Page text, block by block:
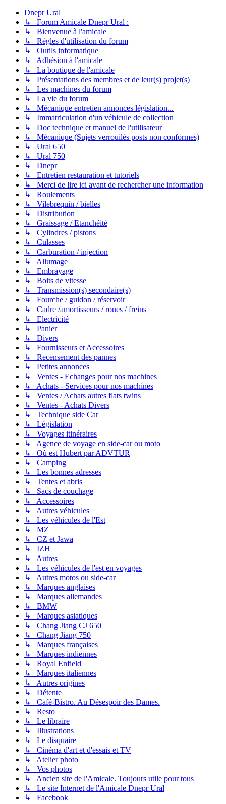
Dnepr Ural
↳ Forum Amicale Dnepr Ural :
↳ Bienvenue à l'amicale
↳ Règles d'utilisation du forum
↳ Outils informatique
↳ Adhésion à l'amicale
↳ La boutique de l'amicale
↳ Présentations des membres et de leur(s) projet(s)
↳ Les machines du forum
↳ La vie du forum
↳ Mécanique entretien annonces législation...
↳ Immatriculation d'un véhicule de collection
↳ Doc technique et manuel de l'utilisateur
↳ Mécanique (Sujets verrouilés posts non conformes)
↳ Ural 650
↳ Ural 750
↳ Dnepr
↳ Entretien restauration et tutoriels
↳ Merci de lire ici avant de rechercher une information
↳ Roulements
↳ Vilebrequin / bielles
↳ Distribution
↳ Graissage / Etanchéité
↳ Cylindres / pistons
↳ Culasses
↳ Carburation / injection
↳ Allumage
↳ Embrayage
↳ Boits de vitesse
↳ Transmission(s) secondaire(s)
↳ Fourche / guidon / réservoir
↳ Cadre /amortisseurs / roues / freins
↳ Electricité
↳ Panier
↳ Divers
↳ Fournisseurs et Accessoires
↳ Recensement des pannes
↳ Petites annonces
↳ Ventes - Echanges pour nos machines
↳ Achats - Services pour nos machines
↳ Ventes / Achats autres flats twins
↳ Ventes - Achats Divers
↳ Technique side Car
↳ Législation
↳ Voyages itinéraires
↳ Agence de voyage en side-car ou moto
↳ Où est Hubert par ADVTUR
↳ Camping
↳ Les bonnes adresses
↳ Tentes et abris
↳ Sacs de couchage
↳ Accessoires
↳ Autres véhicules
↳ Les véhicules de l'Est
↳ MZ
↳ CZ et Jawa
↳ IZH
↳ Autres
↳ Les véhicules de l'est en voyages
↳ Autres motos ou side-car
↳ Marques anglaises
↳ Marques allemandes
↳ BMW
↳ Marques asiatiques
↳ Chang Jiang CJ 650
↳ Chang Jiang 750
↳ Marques françaises
↳ Marques indiennes
↳ Royal Enfield
↳ Marques italiennes
↳ Autres origines
↳ Détente
↳ Café-Bistro. Au Désespoir des Dames.
↳ Resto
↳ Le libraire
↳ Illustrations
↳ Le disquaire
↳ Cinéma d'art et d'essais et TV
↳ Atelier photo
↳ Vos photos
↳ Ancien site de l'Amicale. Toujours utile pour tous
↳ Le site Internet de l'Amicale Dnepr Ural
↳ Facebook